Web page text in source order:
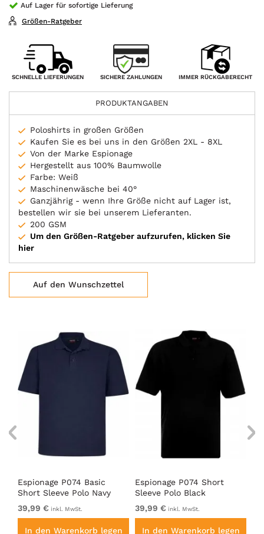
Auf Lager für sofortige Lieferung
Größen-Ratgeber
SCHNELLE LIEFERUNGEN SICHERE ZAHLUNGEN IMMER RÜCKGABERECHT
PRODUKTANGABEN
Poloshirts in großen Größen
Kaufen Sie es bei uns in den Größen 2XL - 8XL
Von der Marke Espionage
Hergestellt aus 100% Baumwolle
Farbe: Weiß
Maschinenwäsche bei 40°
Ganzjährig - wenn Ihre Größe nicht auf Lager ist,
bestellen wir sie bei unserem Lieferanten.
200 GSM
Um den Größen-Ratgeber aufzurufen, klicken Sie
hier
Auf den Wunschzettel
Espionage P074 Basic
Short Sleeve Polo Navy
39,99 € inkl. MwSt.
In den Warenkorb legen
Espionage P074 Short
Sleeve Polo Black
39,99 € inkl. MwSt.
In den Warenkorb legen